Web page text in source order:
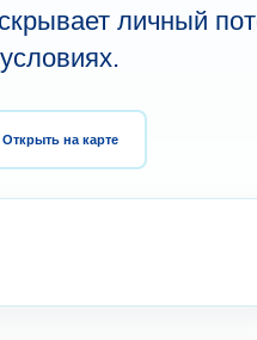
личный
Открыть на карте